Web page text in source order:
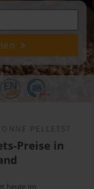
PELLETS?
Preise in
heute im